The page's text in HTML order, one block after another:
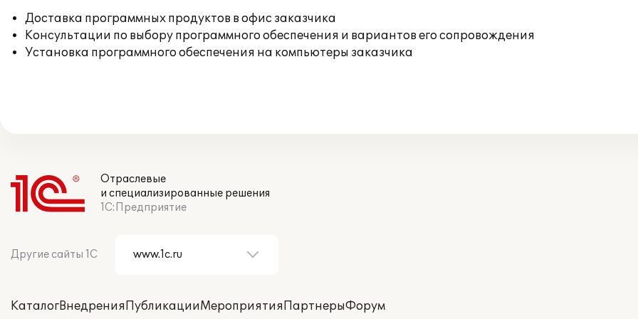
Доставка программных продуктов в офис заказчика
Консультации по выбору программного обеспечения и вариантов его сопровождения
Установка программного обеспечения на компьютеры заказчика
Отраслевые
и специализированные решения
1С:Предприятие
Другие сайты 1С
КаталогВнедренияПубликацииМероприятияПартнерыФорум